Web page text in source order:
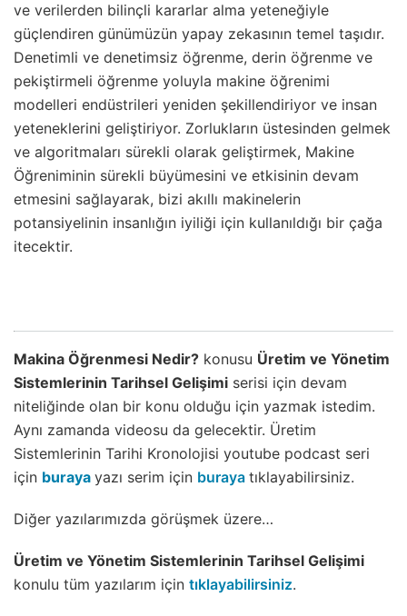
ve verilerden bilinçli kararlar alma yeteneğiyle
güçlendiren günümüzün yapay zekasının temel taşıdır.
Denetimli ve denetimsiz öğrenme, derin öğrenme ve
pekiştirmeli öğrenme yoluyla makine öğrenimi
modelleri endüstrileri yeniden şekillendiriyor ve insan
yeteneklerini geliştiriyor. Zorlukların üstesinden gelmek
ve algoritmaları sürekli olarak geliştirmek, Makine
Öğreniminin sürekli büyümesini ve etkisinin devam
etmesini sağlayarak, bizi akıllı makinelerin
potansiyelinin insanlığın iyiliği için kullanıldığı bir çağa
itecektir.
Makina Öğrenmesi Nedir? konusu Üretim ve Yönetim
Sistemlerinin Tarihsel Gelişimi serisi için devam
niteliğinde olan bir konu olduğu için yazmak istedim.
Aynı zamanda videosu da gelecektir. Üretim
Sistemlerinin Tarihi Kronolojisi youtube podcast seri
için buraya yazı serim için buraya tıklayabilirsiniz.
Diğer yazılarımızda görüşmek üzere…
Üretim ve Yönetim Sistemlerinin Tarihsel Gelişimi
konulu tüm yazılarım için tıklayabilirsiniz.